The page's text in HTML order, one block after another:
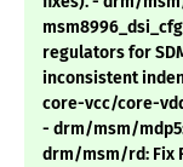
regulators for
inconsistent
core-vcc/core-
- drm/msm/
drm/msm/rd: Fix